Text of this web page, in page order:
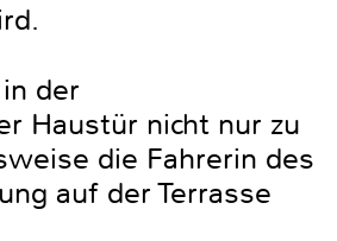
der
Haustür nicht nur zu
die Fahrerin des
auf der Terrasse